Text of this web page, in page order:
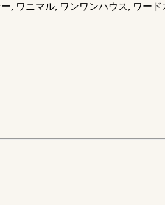
, ワニマル, ワンワンハウス, ワード